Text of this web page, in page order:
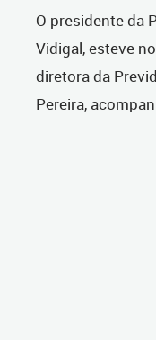
O presidente da
Vidigal, esteve
diretora da
Pereira,